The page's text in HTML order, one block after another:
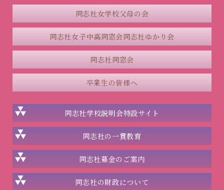
同志社女学校父母の会
同志社女子中高同窓会同志社ゆかり会
同志社同窓会
卒業生の皆様へ
同志社学校説明会特設サイト
同志社の一貫教育
同志社募金のご案内
同志社の財政について